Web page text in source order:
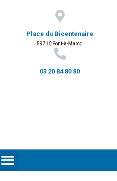
Place du Bicentenaire
59710 Pont-à-Marcq
03 20 84 80 80